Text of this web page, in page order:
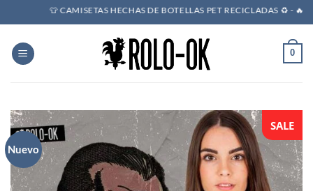
al
contenido
👕 CAMISETAS HECHAS DE BOTELLAS PET RECICLADAS ♻️ - 🔥
0
Nuevo
SALE